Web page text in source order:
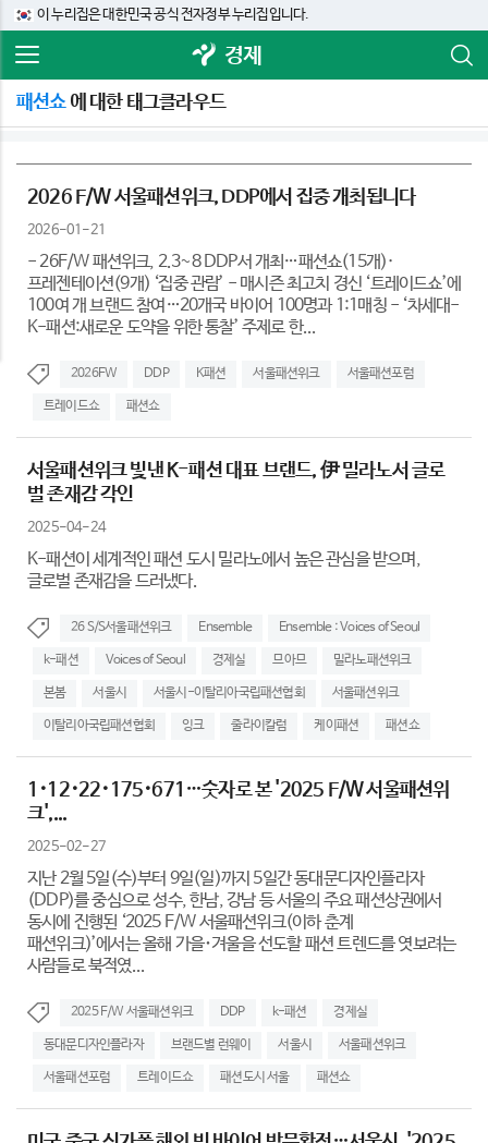
이 누리집은 대한민국 공식 전자정부 누리집입니다.
경제
패션쇼에 대한 태그클라우드
2026 F/W 서울패션위크, DDP에서 집중 개최됩니다
2026-01-21
- 26F/W 패션위크, 2.3~8 DDP서 개최…패션쇼(15개)·
프레젠테이션(9개) ‘집중 관람’ - 매시즌 최고치 경신 ‘트레이드쇼’에
100여 개 브랜드 참여…20개국 바이어 100명과 1:1매칭 - ‘차세대-
K-패션:새로운 도약을 위한 통찰’ 주제로 한...
2026FW DDP K패션 서울패션위크 서울패션포럼
트레이드쇼 패션쇼
서울패션위크 빛낸 K-패션 대표 브랜드, 伊 밀라노서 글로
벌 존재감 각인
2025-04-24
K-패션이 세계적인 패션 도시 밀라노에서 높은 관심을 받으며,
글로벌 존재감을 드러냈다.
26 S/S서울패션위크 Ensemble Ensemble : Voices of Seoul
k-패션 Voices of Seoul 경제실 므아므 밀라노패션위크
본봄 서울시 서울시-이탈리아국립패션협회 서울패션위크
이탈리아국립패션협회 잉크 줄라이칼럼 케이패션 패션쇼
1･12･22･175･671…숫자로 본 '2025 F/W 서울패션위
크',...
2025-02-27
지난 2월 5일(수)부터 9일(일)까지 5일간 동대문디자인플라자
(DDP)를 중심으로 성수, 한남, 강남 등 서울의 주요 패션상권에서
동시에 진행된 ‘2025 F/W 서울패션위크(이하 춘계
패션위크)’에서는 올해 가을･겨울을 선도할 패션 트렌드를 엿보려는
사람들로 북적였...
2025 F/W 서울패션위크 DDP k-패션 경제실
동대문디자인플라자 브랜드별 런웨이 서울시 서울패션위크
서울패션포럼 트레이드쇼 패션도시 서울 패션쇼